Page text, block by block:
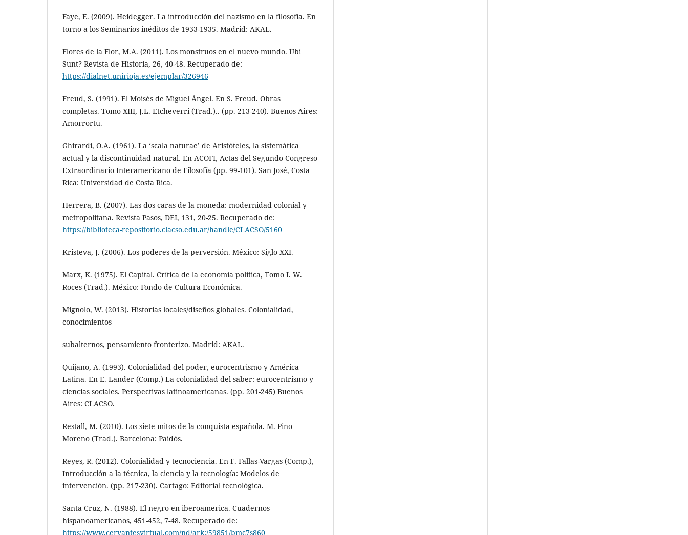
Faye, E. (2009). Heidegger. La introducción del nazismo en la filosofía. En
torno a los Seminarios inéditos de 1933-1935. Madrid: AKAL.
Flores de la Flor, M.A. (2011). Los monstruos en el nuevo mundo. Ubi
Sunt? Revista de Historia, 26, 40-48. Recuperado de:
https://dialnet.unirioja.es/ejemplar/326946
Freud, S. (1991). El Moisés de Miguel Ángel. En S. Freud. Obras
completas. Tomo XIII, J.L. Etcheverri (Trad.).. (pp. 213-240). Buenos Aires:
Amorrortu.
Ghirardi, O.A. (1961). La ‘scala naturae’ de Aristóteles, la sistemática
actual y la discontinuidad natural. En ACOFI, Actas del Segundo Congreso
Extraordinario Interamericano de Filosofía (pp. 99-101). San José, Costa
Rica: Universidad de Costa Rica.
Herrera, B. (2007). Las dos caras de la moneda: modernidad colonial y
metropolitana. Revista Pasos, DEI, 131, 20-25. Recuperado de:
https://biblioteca-repositorio.clacso.edu.ar/handle/CLACSO/5160
Kristeva, J. (2006). Los poderes de la perversión. México: Siglo XXI.
Marx, K. (1975). El Capital. Crítica de la economía política, Tomo I. W.
Roces (Trad.). México: Fondo de Cultura Económica.
Mignolo, W. (2013). Historias locales/diseños globales. Colonialidad,
conocimientos
subalternos, pensamiento fronterizo. Madrid: AKAL.
Quijano, A. (1993). Colonialidad del poder, eurocentrismo y América
Latina. En E. Lander (Comp.) La colonialidad del saber: eurocentrismo y
ciencias sociales. Perspectivas latinoamericanas. (pp. 201-245) Buenos
Aires: CLACSO.
Restall, M. (2010). Los siete mitos de la conquista española. M. Pino
Moreno (Trad.). Barcelona: Paidós.
Reyes, R. (2012). Colonialidad y tecnociencia. En F. Fallas-Vargas (Comp.),
Introducción a la técnica, la ciencia y la tecnología: Modelos de
intervención. (pp. 217-230). Cartago: Editorial tecnológica.
Santa Cruz, N. (1988). El negro en iberoamerica. Cuadernos
hispanoamericanos, 451-452, 7-48. Recuperado de:
https://www.cervantesvirtual.com/nd/ark:/59851/bmc7s860